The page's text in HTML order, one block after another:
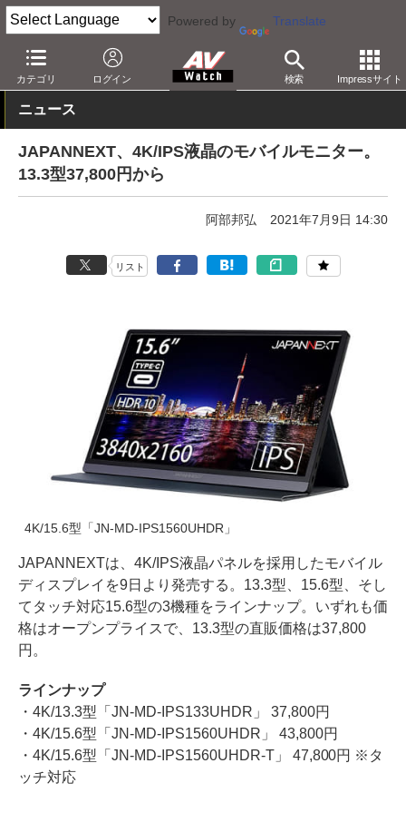
Powered by Translate
カテゴリ ログイン 検索 Impressサイト
AV Watch 製品 ディスプレイ
ニュース
JAPANNEXT、4K/IPS液晶のモバイルモニター。
13.3型37,800円から
阿部邦弘 2021年7月9日 14:30
リスト
4K/15.6型「JN-MD-IPS1560UHDR」
JAPANNEXTは、4K/IPS液晶パネルを採用したモバイル
ディスプレイを9日より発売する。13.3型、15.6型、そし
てタッチ対応15.6型の3機種をラインナップ。いずれも価
格はオープンプライスで、13.3型の直販価格は37,800
円。
ラインナップ
・4K/13.3型「JN-MD-IPS133UHDR」 37,800円
・4K/15.6型「JN-MD-IPS1560UHDR」 43,800円
・4K/15.6型「JN-MD-IPS1560UHDR-T」 47,800円 ※タ
ッチ対応